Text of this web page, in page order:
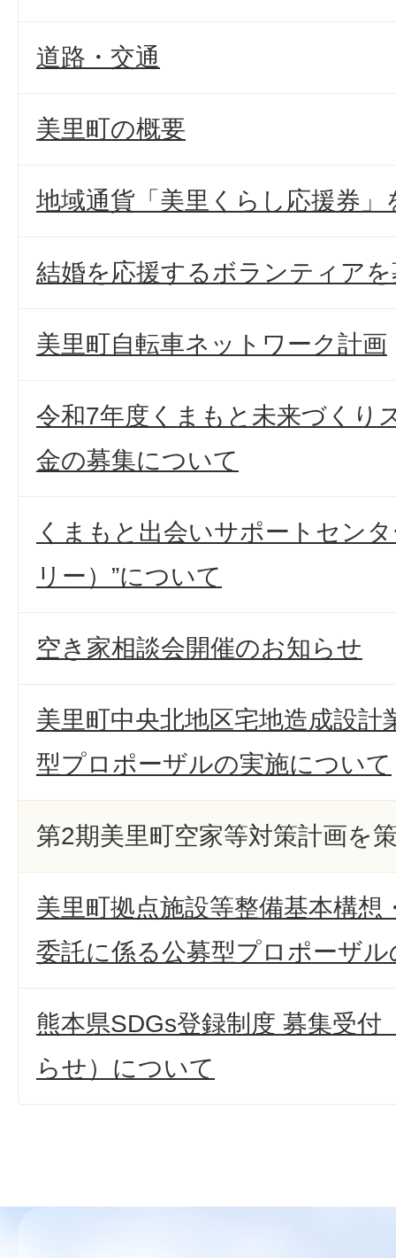
道路・交通
美里町の概要
地域通貨「美里くらし応援券」
結婚を応援するボランティア
美里町自転車ネットワーク計画
令和7年度くまもと未来づくり
金の募集について
くまもと出会いサポートセン
リー）”について
空き家相談会開催のお知らせ
美里町中央北地区宅地造成設計
型プロポーザルの実施について
第2期美里町空家等対策計画を
美里町拠点施設等整備基本構想
委託に係る公募型プロポーザ
熊本県SDGs登録制度 募集受付
らせ）について